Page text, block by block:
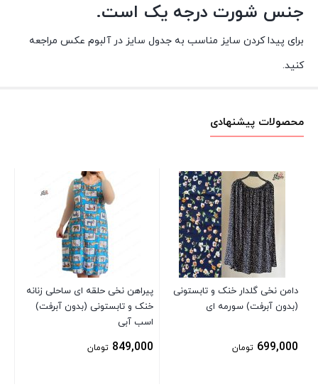
جنس شورت درجه یک است.
برای پیدا کردن سایز مناسب به جدول سایز در آلبوم عکس مراجعه
کنید.
محصولات پیشنهادی
دامن نخی گلدار خنک و تابستونی
(بدون آبرفت) سورمه ای
699,000 تومان
پیراهن نخی حلقه ای ساحلی زنانه
خنک و تابستونی (بدون آبرفت)
اسب آبی
849,000 تومان